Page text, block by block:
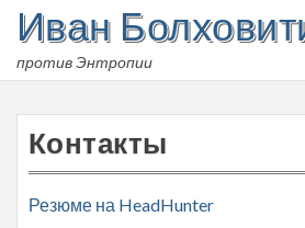
Skip
content
Иван
против Энтропии
Контакты
Резюме на HeadHunter